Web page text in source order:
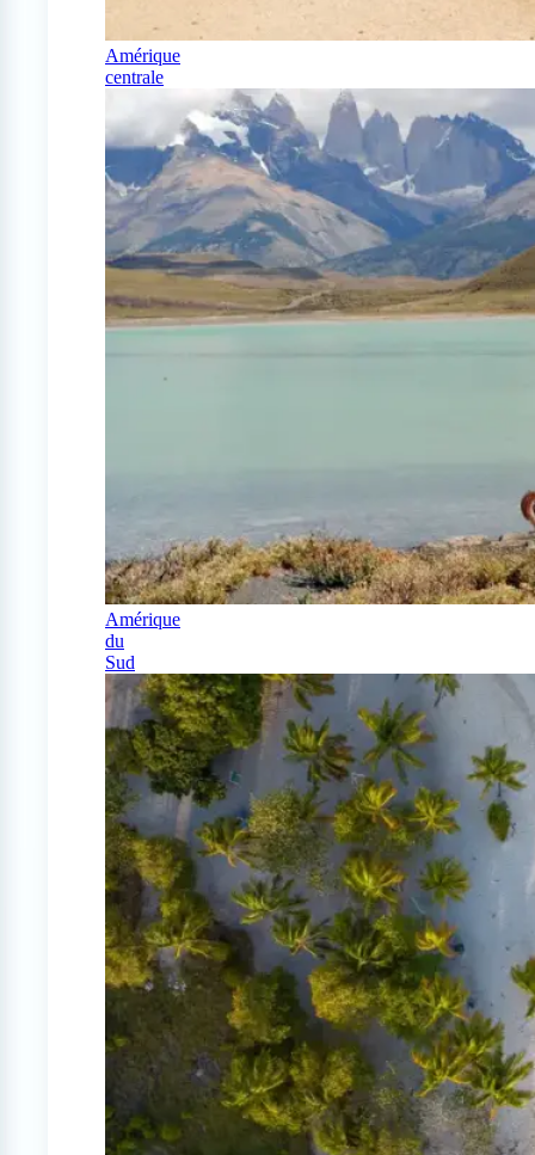
Amérique
centrale
Amérique
du
Sud